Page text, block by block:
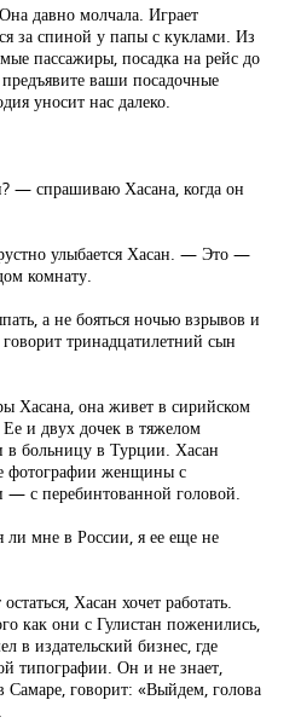
давно молчала. Играет
за спиной у папы с куклами. Из
пассажиры, посадка на рейс до
предъявите ваши посадочные
уносит нас далеко.
— спрашиваю Хасана, когда он
улыбается Хасан. — Это —
комнату.
а не бояться ночью взрывов и
тринадцатилетний сын
Хасана, она живет в сирийском
и двух дочек в тяжелом
в больницу в Турции. Хасан
фотографии женщины с
— с перебинтованной головой.
мне в России, я ее еще не
Хасан хочет работать.
как они с Гулистан поженились,
в издательский бизнес, где
типографии. Он и не знает,
говорит: «Выйдем, голова